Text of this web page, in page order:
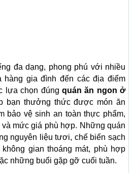
đa dạng, phong phú với nhiều
hàng gia đình đến các địa điểm
lựa chọn đúng quán ăn ngon ở
bạn thưởng thức được món ăn
bảo vệ sinh an toàn thực phẩm,
mức giá phù hợp. Những quán
nguyên liệu tươi, chế biến sạch
gian thoáng mát, phù hợp
những buổi gặp gỡ cuối tuần.